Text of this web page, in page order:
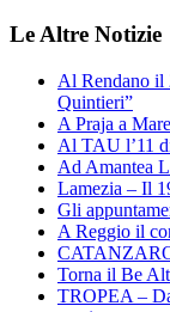
Le Altre Notizie
Al Rendano il
Quintieri”
A Praja a
Al TAU l’11
Ad Amantea
Lamezia – Il
Gli
A Reggio il
Torna il Be
TROPEA –